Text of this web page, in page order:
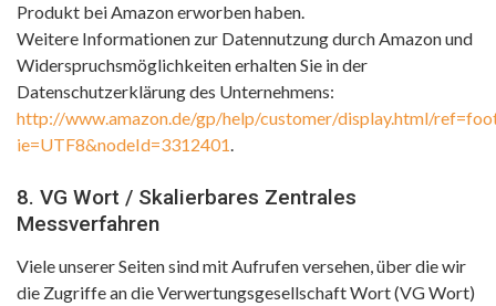
Produkt bei Amazon erworben haben.
Weitere Informationen zur Datennutzung durch Amazon und
Widerspruchsmöglichkeiten erhalten Sie in der
Datenschutzerklärung des Unternehmens:
http://www.amazon.de/gp/help/customer/display.html/
ie=UTF8&nodeId=3312401.
8. VG Wort / Skalierbares Zentrales
Messverfahren
Viele unserer Seiten sind mit Aufrufen versehen, über die wir
die Zugriffe an die Verwertungsgesellschaft Wort (VG Wort)